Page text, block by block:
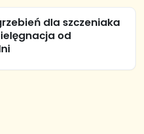
dla szczeniaka
od